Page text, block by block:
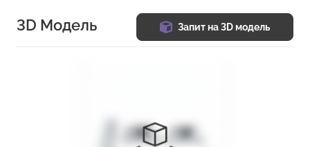
3D Модель Запит на 3D модель